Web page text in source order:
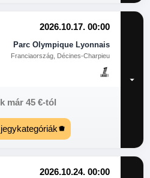
2026.10.17. 00:00
Parc Olympique Lyonnais
Franciaország, Décines-Charpieu
már 45 €-tól
2026.10.24. 00:00